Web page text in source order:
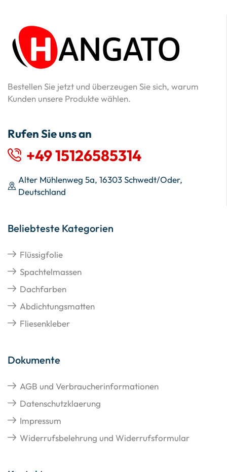
Bestellen Sie jetzt und überzeugen Sie sich, warum
Kunden unsere Produkte wählen.
Rufen Sie uns an
+49 15126585314
Alter Mühlenweg 5a, 16303 Schwedt/Oder,
Deutschland
Beliebteste Kategorien
Flüssigfolie
Spachtelmassen
Dachfarben
Abdichtungsmatten
Fliesenkleber
Dokumente
AGB und Verbraucherinformationen
Datenschutzklaerung
Impressum
Widerrufsbelehrung und Widerrufsformular